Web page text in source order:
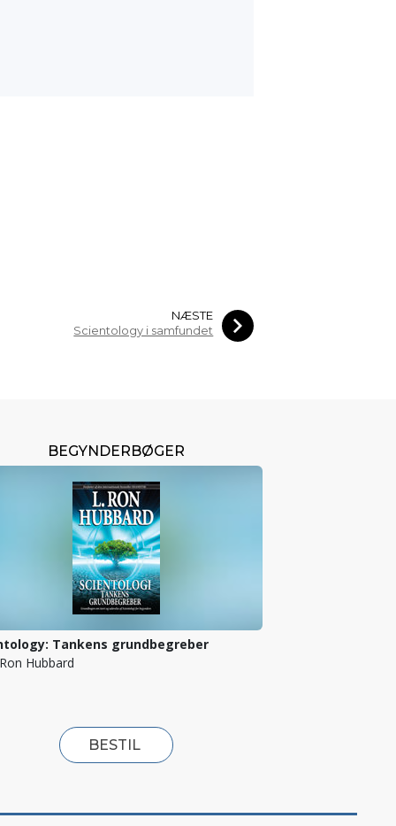
NÆSTE
Scientology i samfundet
BEGYNDERBØGER
Tankens grundbegreber
Hubbard
BESTIL